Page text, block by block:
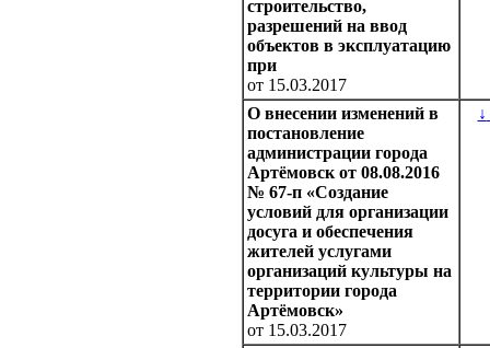
строительство,
разрешений на ввод
объектов в эксплуатацию
при
от 15.03.2017
О внесении изменений в
постановление
администрации города
Артёмовск от 08.08.2016
№ 67-п «Создание
условий для организации
досуга и обеспечения
жителей услугами
организаций культуры на
территории города
Артёмовск»
от 15.03.2017
↓